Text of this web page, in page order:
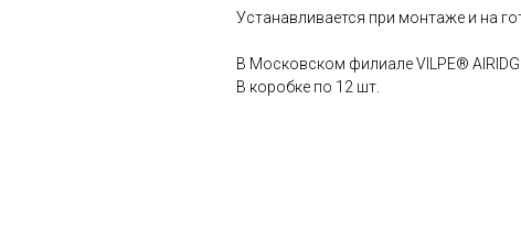
Устанавливается при монтаже и на
В Московском филиале VILPE®
В коробке по 12 шт.